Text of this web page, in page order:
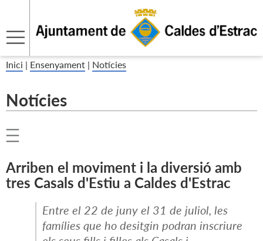
Inici | Ensenyament | Notícies
Notícies
Arriben el moviment i la diversió amb
tres Casals d'Estiu a Caldes d'Estrac
Entre el 22 de juny el 31 de juliol, les
famílies que ho desitgin podran inscriure